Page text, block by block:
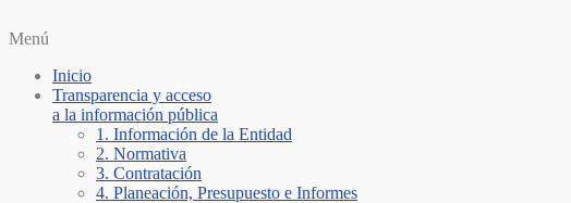
Menú
Inicio
Transparencia y acceso
a la información pública
1. Información de la Entidad
2. Normativa
3. Contratación
4. Planeación, Presupuesto e Informes